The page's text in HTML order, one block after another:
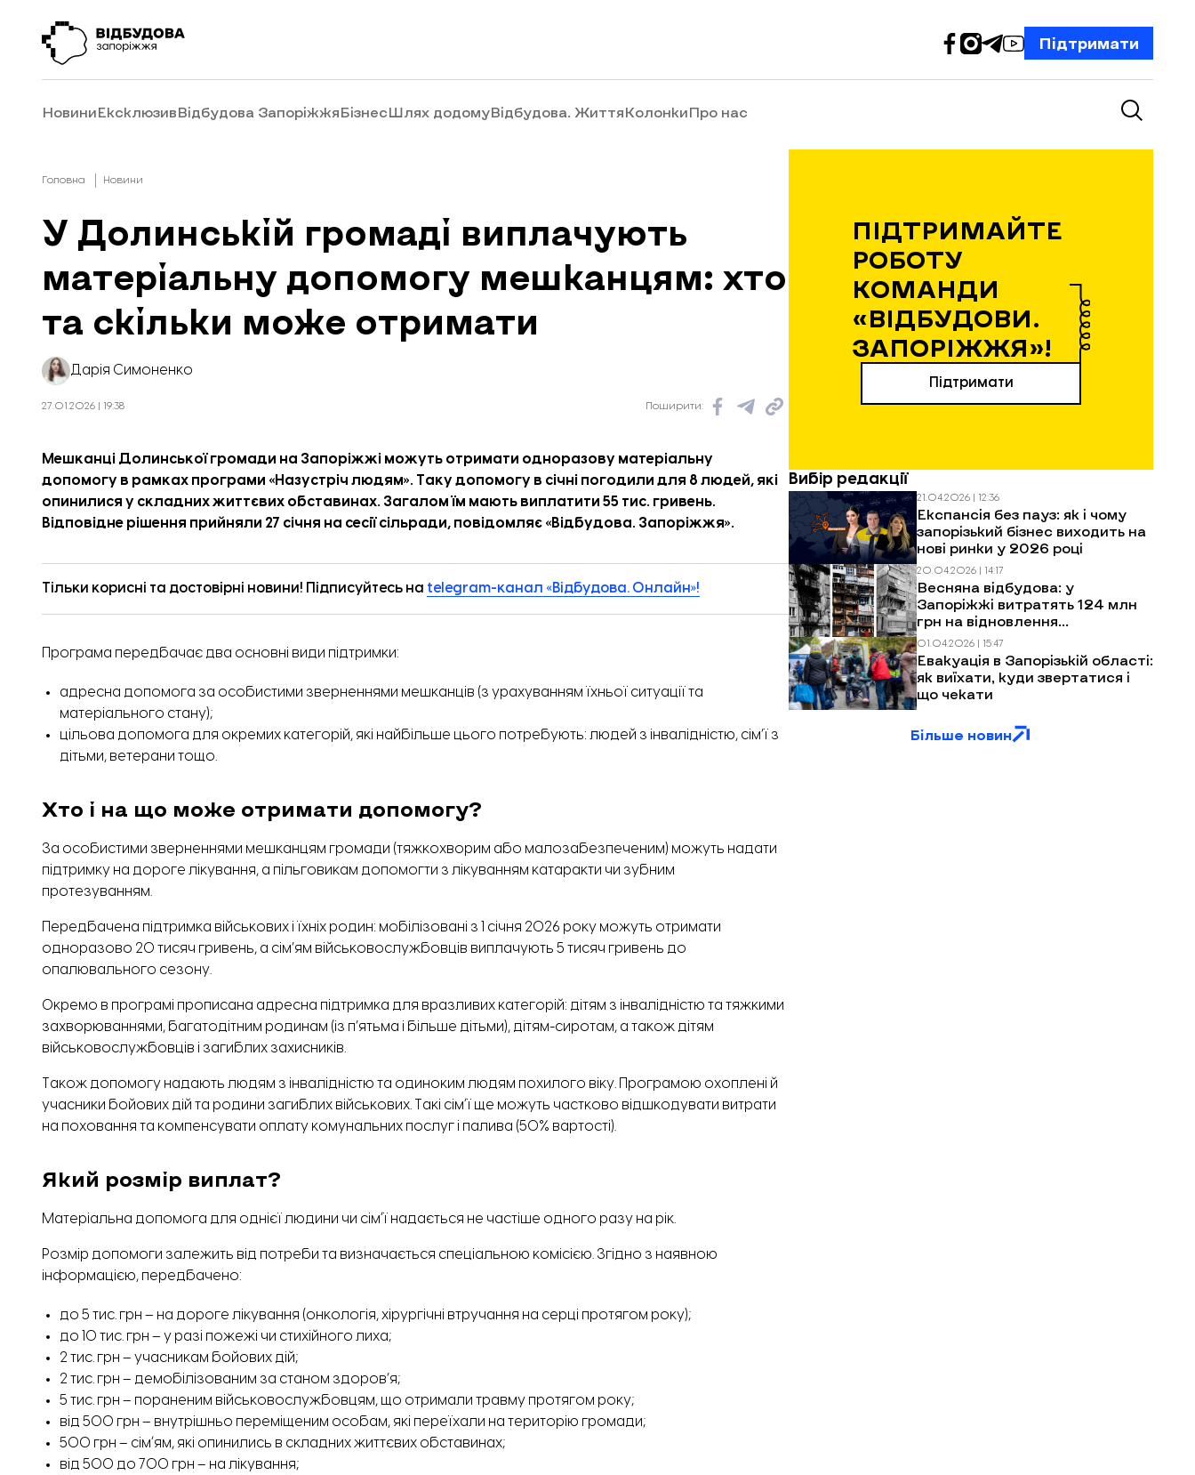
Підтримати
НовиниЕксклюзивВідбудова ЗапоріжжяБізнесШлях додомуВідбудова. ЖиттяКолонкиПро нас
Головна Новини
У Долинській громаді виплачують
матеріальну допомогу мешканцям: хто
та скільки може отримати
Дарія Симоненко
27.01.2026 | 19:38 Поширити:
Мешканці Долинської громади на Запоріжжі можуть отримати одноразову матеріальну
допомогу в рамках програми «Назустріч людям». Таку допомогу в січні погодили для 8 людей, які
опинилися у складних життєвих обставинах. Загалом їм мають виплатити 55 тис. гривень.
Відповідне рішення прийняли 27 січня на сесії сільради, повідомляє «Відбудова. Запоріжжя».
Тільки корисні та достовірні новини! Підписуйтесь на telegram-канал «Відбудова. Онлайн»!
Програма передбачає два основні види підтримки:
адресна допомога за особистими зверненнями мешканців (з урахуванням їхньої ситуації та
матеріального стану);
цільова допомога для окремих категорій, які найбільше цього потребують: людей з інвалідністю, сім’ї з
дітьми, ветерани тощо.
Хто і на що може отримати допомогу?
За особистими зверненнями мешканцям громади (тяжкохворим або малозабезпеченим) можуть надати
підтримку на дороге лікування, а пільговикам допомогти з лікуванням катаракти чи зубним
протезуванням.
Передбачена підтримка військових і їхніх родин: мобілізовані з 1 січня 2026 року можуть отримати
одноразово 20 тисяч гривень, а сім’ям військовослужбовців виплачують 5 тисяч гривень до
опалювального сезону.
Окремо в програмі прописана адресна підтримка для вразливих категорій: дітям з інвалідністю та тяжкими
захворюваннями, багатодітним родинам (із п’ятьма і більше дітьми), дітям-сиротам, а також дітям
військовослужбовців і загиблих захисників.
Також допомогу надають людям з інвалідністю та одиноким людям похилого віку. Програмою охоплені й
учасники бойових дій та родини загиблих військових. Такі сімʼї ще можуть частково відшкодувати витрати
на поховання та компенсувати оплату комунальних послуг і палива (50% вартості).
Який розмір виплат?
Матеріальна допомога для однієї людини чи сімʼї надається не частіше одного разу на рік.
Розмір допомоги залежить від потреби та визначається спеціальною комісією. Згідно з наявною
інформацією, передбачено:
до 5 тис. грн – на дороге лікування (онкологія, хірургічні втручання на серці протягом року);
до 10 тис. грн – у разі пожежі чи стихійного лиха;
2 тис. грн – учасникам бойових дій;
2 тис. грн – демобілізованим за станом здоров’я;
5 тис. грн – пораненим військовослужбовцям, що отримали травму протягом року;
від 500 грн – внутрішньо переміщеним особам, які переїхали на територію громади;
500 грн – сімʼям, які опинились в складних життєвих обставинах;
від 500 до 700 грн – на лікування;
ПІДТРИМАЙТЕ
РОБОТУ
КОМАНДИ
«ВІДБУДОВИ.
ЗАПОРІЖЖЯ»!
Підтримати
Вибір редакції
21.04.2026 | 12:36
Експансія без пауз: як і чому
запорізький бізнес виходить на
нові ринки у 2026 році
20.04.2026 | 14:17
Весняна відбудова: у
Запоріжжі витратять 124 млн
грн на відновлення
багатоповерхівок після
обстрілів
01.04.2026 | 15:47
Евакуація в Запорізькій області:
як виїхати, куди звертатися і
що чекати
Більше новин